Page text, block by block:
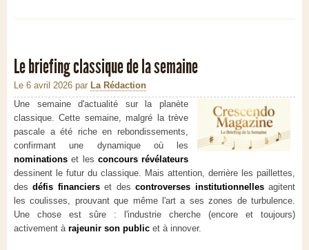
Le briefing classique de la semaine
Le 6 avril 2026 par La Rédaction
Une semaine d'actualité sur la planète
classique. Cette semaine, malgré la trève
pascale a été riche en rebondissements,
confirmant une dynamique où les
nominationset les concours révélateurs
dessinent le futur du classique. Mais attention, derrière les paillettes,
desdéfis financierset descontroverses institutionnellesagitent
les coulisses, prouvant que même l'art a ses zones de turbulence.
Une chose est sûre : l'industrie cherche (encore et toujours)
activement à rajeunir son public et à innover.